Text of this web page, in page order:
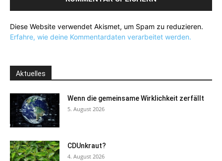
Diese Website verwendet Akismet, um Spam zu reduzieren.
Erfahre, wie deine Kommentardaten verarbeitet werden.
Aktuelles
Wenn die gemeinsame Wirklichkeit zerfällt
5. August 2026
CDUnkraut?
4. August 2026